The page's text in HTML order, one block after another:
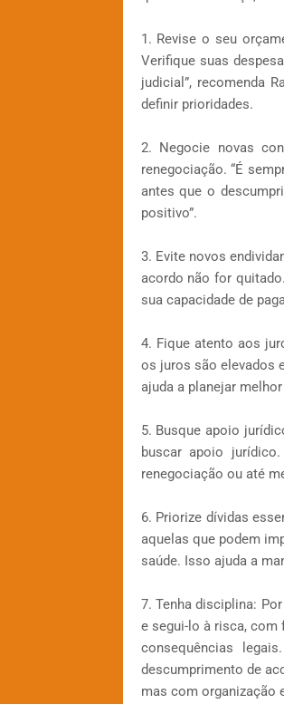
1. Revise o seu
Verifique suas
judicial”, recomenda
definir prioridades.
2. Negocie novas
renegociação. “É
antes que o
positivo”.
3. Evite novos
acordo não for
sua capacidade de
4. Fique atento aos
os juros são elevados
ajuda a planejar
5. Busque apoio
buscar apoio
renegociação ou até
6. Priorize dívidas
aquelas que podem
saúde. Isso ajuda a
7. Tenha disciplina:
e segui-lo à risca, com
consequências
descumprimento de
mas com organização